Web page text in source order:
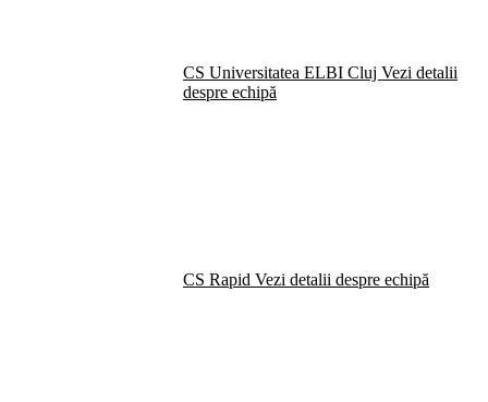
CS Universitatea ELBI Cluj Vezi detalii
despre echipă
CS Rapid Vezi detalii despre echipă